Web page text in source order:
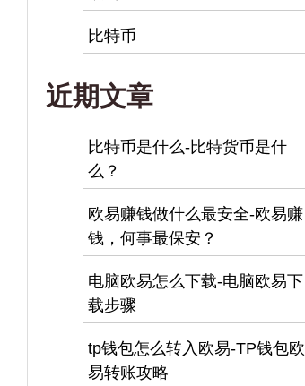
比特币
近期文章
比特币是什么-比特货币是什
么？
欧易赚钱做什么最安全-欧易赚
钱，何事最保安？
电脑欧易怎么下载-电脑欧易下
载步骤
tp钱包怎么转入欧易-TP钱包欧
易转账攻略